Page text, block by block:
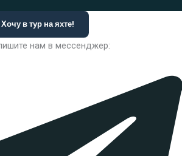
Хочу в тур на яхте!
нам в мессенджер: